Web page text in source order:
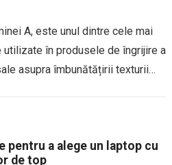
A, este unul dintre cele mai
în produsele de îngrijire a
asupra îmbunătățirii texturii
pentru a alege un laptop cu
de top